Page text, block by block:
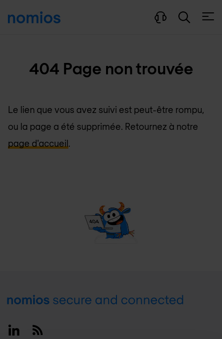
404 Page non trouvée
Le lien que vous avez suivi est peut-être rompu,
ou la page a été supprimée. Retournez à notre
page d'accueil.
Footer
LinkedinRSS